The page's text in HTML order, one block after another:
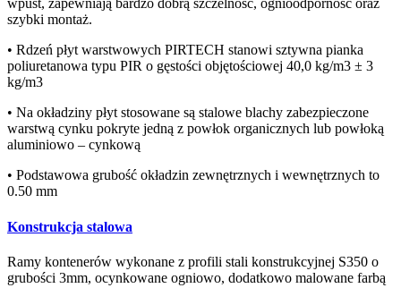
wpust, zapewniają bardzo dobrą szczelność, ognioodporność oraz
szybki montaż.
• Rdzeń płyt warstwowych PIRTECH stanowi sztywna pianka
poliuretanowa typu PIR o gęstości objętościowej 40,0 kg/m3 ± 3
kg/m3
• Na okładziny płyt stosowane są stalowe blachy zabezpieczone
warstwą cynku pokryte jedną z powłok organicznych lub powłoką
aluminiowo – cynkową
• Podstawowa grubość okładzin zewnętrznych i wewnętrznych to
0.50 mm
Konstrukcja stalowa
Ramy kontenerów wykonane z profili stali konstrukcyjnej S350 o
grubości 3mm, ocynkowane ogniowo, dodatkowo malowane farbą